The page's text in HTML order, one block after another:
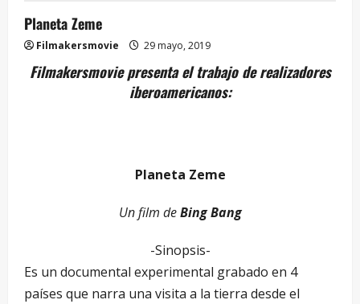
Planeta Zeme
Filmakersmovie 29 mayo, 2019
Filmakersmovie presenta el trabajo de realizadores
iberoamericanos:
Planeta Zeme
Un film deBing Bang
-Sinopsis-
Es un documental experimental grabado en 4
países que narra una visita a la tierra desde el